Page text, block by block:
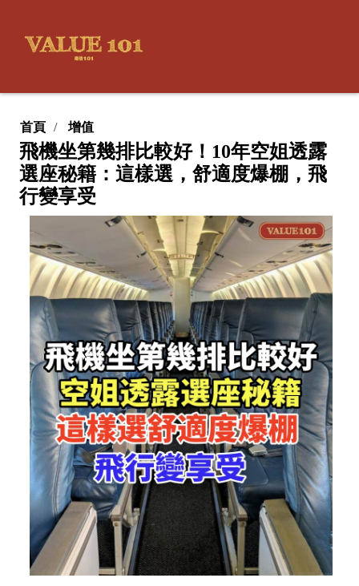
首頁 增值
飛機坐第幾排比較好！10年空姐透露
選座秘籍：這樣選，舒適度爆棚，飛
行變享受